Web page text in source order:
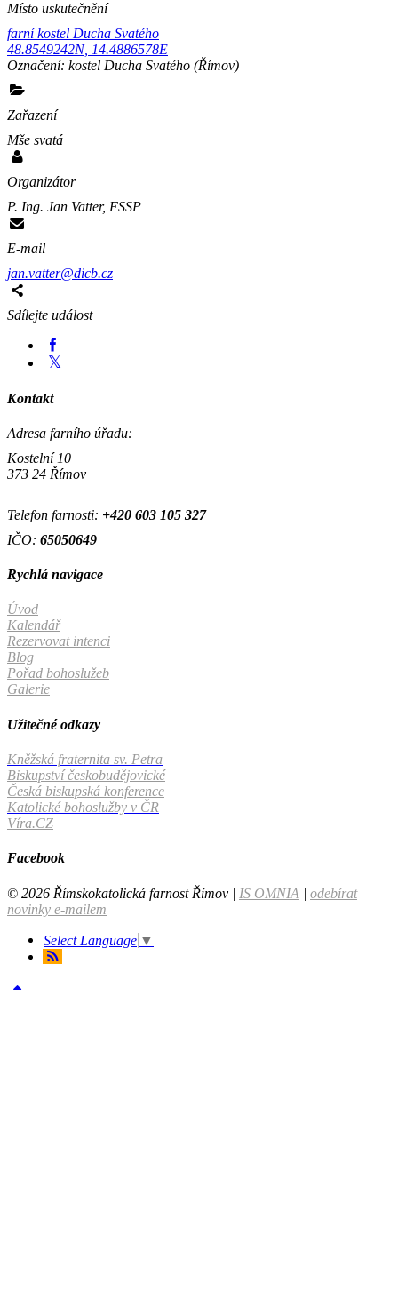
Místo uskutečnění
farní kostel Ducha Svatého
48.8549242N, 14.4886578E
Označení: kostel Ducha Svatého (Římov)
Zařazení
Mše svatá
Organizátor
P. Ing. Jan Vatter, FSSP
E-mail
jan.vatter@dicb.cz
Sdílejte událost
Kontakt
Adresa farního úřadu:
Kostelní 10
373 24 Římov
Telefon farnosti: +420 603 105 327
IČO: 65050649
Rychlá navigace
Úvod
Kalendář
Rezervovat intenci
Blog
Pořad bohoslužeb
Galerie
Užitečné odkazy
Kněžská fraternita sv. Petra
Biskupství českobudějovické
Česká biskupská konference
Katolické bohoslužby v ČR
Víra.CZ
Facebook
© 2026 Římskokatolická farnost Římov | IS OMNIA | odebírat
novinky e-mailem
Select Language ▼